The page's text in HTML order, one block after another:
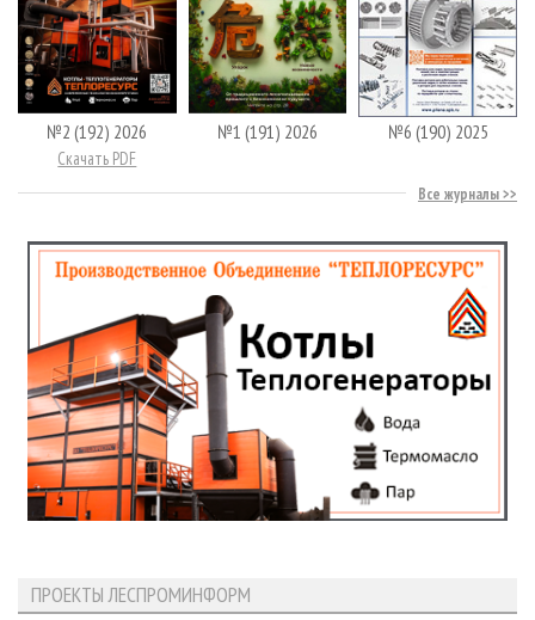
№2 (192) 2026
Скачать PDF
№1 (191) 2026 №6 (190) 2025
Все журналы
ПРОЕКТЫ ЛЕСПРОМИНФОРМ